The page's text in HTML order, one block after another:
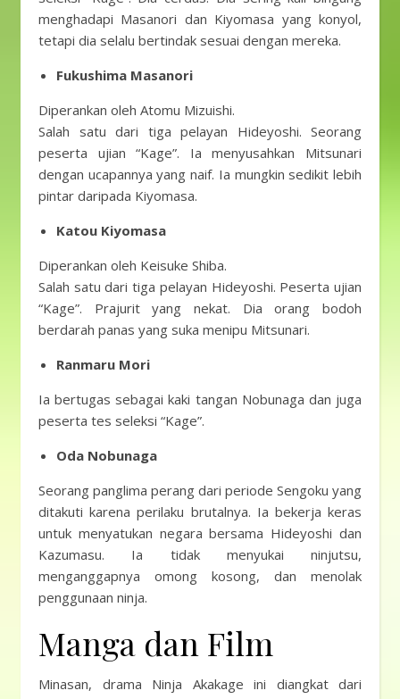
menghadapi Masanori dan Kiyomasa yang konyol,
tetapi dia selalu bertindak sesuai dengan mereka.
Fukushima Masanori
Diperankan oleh Atomu Mizuishi.
Salah satu dari tiga pelayan Hideyoshi. Seorang
peserta ujian “Kage”. Ia menyusahkan Mitsunari
dengan ucapannya yang naif. Ia mungkin sedikit lebih
pintar daripada Kiyomasa.
Katou Kiyomasa
Diperankan oleh Keisuke Shiba.
Salah satu dari tiga pelayan Hideyoshi. Peserta ujian
“Kage”. Prajurit yang nekat. Dia orang bodoh
berdarah panas yang suka menipu Mitsunari.
Ranmaru Mori
Ia bertugas sebagai kaki tangan Nobunaga dan juga
peserta tes seleksi “Kage”.
Oda Nobunaga
Seorang panglima perang dari periode Sengoku yang
ditakuti karena perilaku brutalnya. Ia bekerja keras
untuk menyatukan negara bersama Hideyoshi dan
Kazumasu. Ia tidak menyukai ninjutsu,
menganggapnya omong kosong, dan menolak
penggunaan ninja.
Manga dan Film
Minasan, drama Ninja Akakage ini diangkat dari